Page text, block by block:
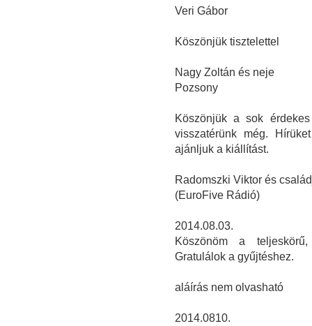
Veri Gábor
Köszönjük tisztelettel
Nagy Zoltán és neje
Pozsony
Köszönjük a sok
visszatérünk még.
ajánljuk a kiállítást.
Radomszki Viktor és
(EuroFive Rádió)
2014.08.03.
Köszönöm a
Gratulálok a gyűjtéshez.
aláírás nem olvasható
2014.0810.